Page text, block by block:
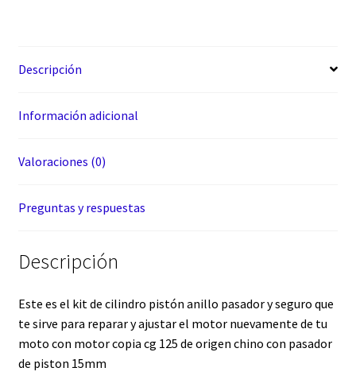
Descripción
Información adicional
Valoraciones (0)
Preguntas y respuestas
Descripción
Este es el kit de cilindro pistón anillo pasador y seguro que
te sirve para reparar y ajustar el motor nuevamente de tu
moto con motor copia cg 125 de origen chino con pasador
de piston 15mm